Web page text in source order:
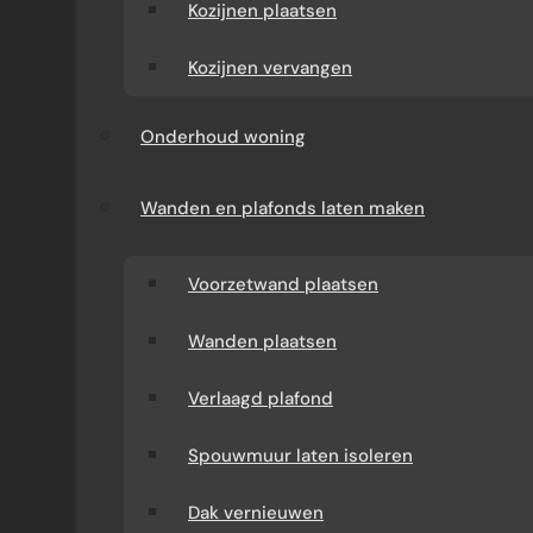
Kozijnen plaatsen
Kozijnen vervangen
Onderhoud woning
Wanden en plafonds laten maken
Voorzetwand plaatsen
Wanden plaatsen
Verlaagd plafond
Spouwmuur laten isoleren
Dak vernieuwen